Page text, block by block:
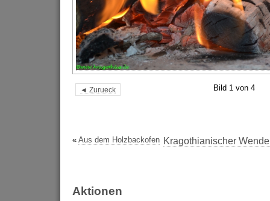
◄ Zurueck Bild 1 von 4
« Aus dem Holzbackofen Kragothianischer
Aktionen